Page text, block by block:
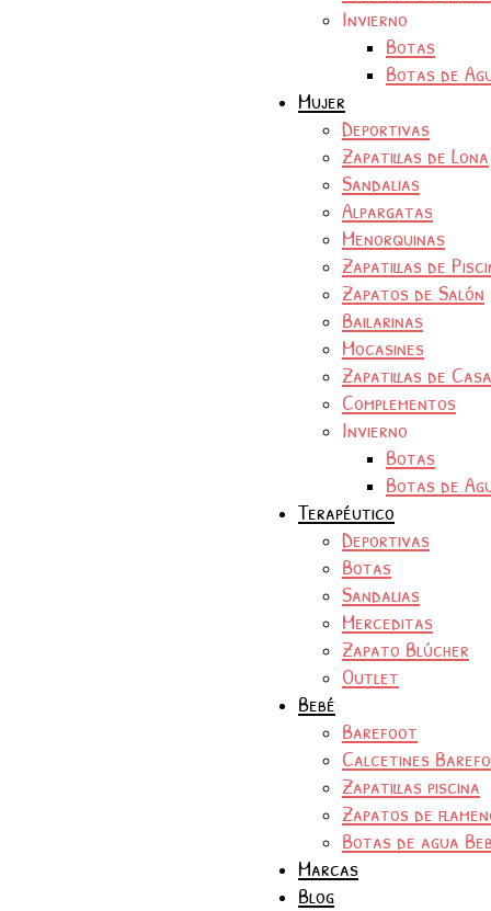
Invierno
Botas
Botas de
Mujer
Deportivas
Zapatillas de Lona
Sandalias
Alpargatas
Menorquinas
Zapatillas de
Zapatos de Salón
Bailarinas
Mocasines
Zapatillas de Casa
Complementos
Invierno
Botas
Botas de
Terapéutico
Deportivas
Botas
Sandalias
Merceditas
Zapato Blúcher
Outlet
Bebé
Barefoot
Calcetines
Zapatillas piscina
Zapatos de
Botas de agua
Marcas
Blog